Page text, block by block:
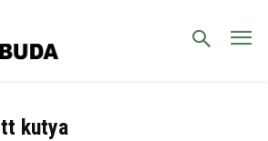
kutya